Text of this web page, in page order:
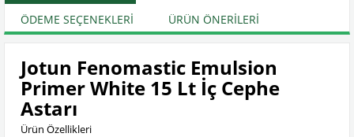
ÖDEME SEÇENEKLERI
ÜRÜN ÖNERILERI
Jotun Fenomastic Emulsion
Primer White 15 Lt İç Cephe
Astarı
Ürün Özellikleri